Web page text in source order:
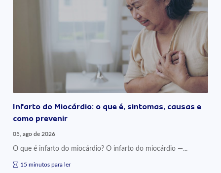
Infarto do Miocárdio: o que é, sintomas, causas e
como prevenir
05, ago de 2026
O que é infarto do miocárdio? O infarto do miocárdio —...
15 minutos para ler